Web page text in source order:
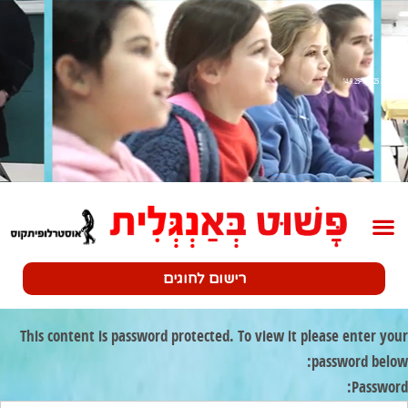
רישום לחוגים
This content is password protected. To view it please enter your
password below:
Password: